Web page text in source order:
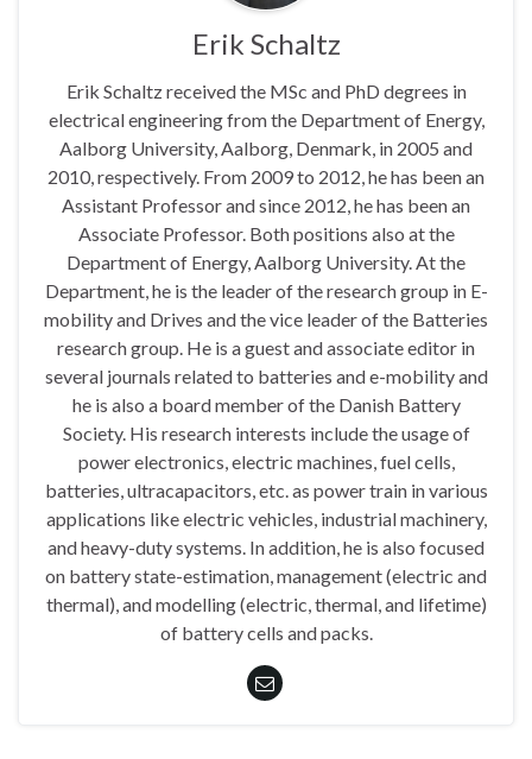
Erik Schaltz
Erik Schaltz received the MSc and PhD degrees in
electrical engineering from the Department of Energy,
Aalborg University, Aalborg, Denmark, in 2005 and
2010, respectively. From 2009 to 2012, he has been an
Assistant Professor and since 2012, he has been an
Associate Professor. Both positions also at the
Department of Energy, Aalborg University. At the
Department, he is the leader of the research group in E-
mobility and Drives and the vice leader of the Batteries
research group. He is a guest and associate editor in
several journals related to batteries and e-mobility and
he is also a board member of the Danish Battery
Society. His research interests include the usage of
power electronics, electric machines, fuel cells,
batteries, ultracapacitors, etc. as power train in various
applications like electric vehicles, industrial machinery,
and heavy-duty systems. In addition, he is also focused
on battery state-estimation, management (electric and
thermal), and modelling (electric, thermal, and lifetime)
of battery cells and packs.